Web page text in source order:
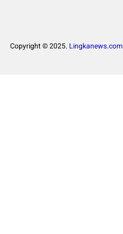
Copyright © 2025. Lingkanews.com